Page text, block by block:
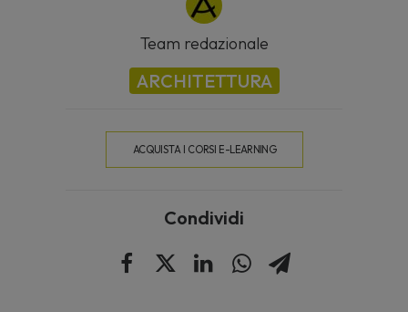
Team redazionale
ARCHITETTURA
ACQUISTA I CORSI E-LEARNING
Condividi